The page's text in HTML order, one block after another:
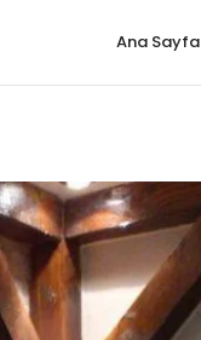
Ana Sayfa